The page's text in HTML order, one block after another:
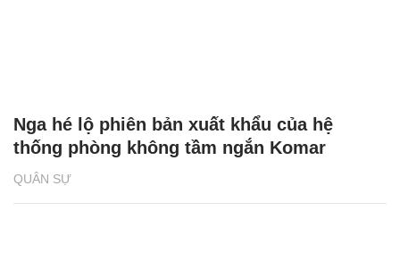
QUÂN SỰ
Nga hé lộ phiên bản xuất khẩu của hệ
thống phòng không tầm ngắn Komar